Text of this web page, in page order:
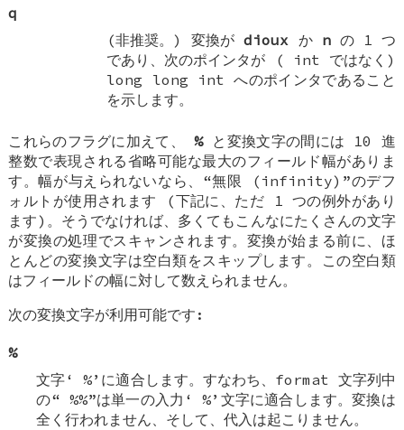
q
(非推奨。) 変換がdioux か nの 1 つ
であり、次のポインタが (
int ではなく)
long long int へのポインタであること
を示します。
これらのフラグに加えて、%と変換文字の間には 10 進
整数で表現される省略可能な最大のフィールド幅がありま
す。幅が与えられないなら、“無限 (infinity)”のデフ
ォルトが使用されます (下記に、ただ 1 つの例外があり
ます)。そうでなければ、多くてもこんなにたくさんの文字
が変換の処理でスキャンされます。変換が始まる前に、ほ
とんどの変換文字は空白類をスキップします。この空白類
はフィールドの幅に対して数えられません。
次の変換文字が利用可能です:
%
文字‘%’に適合します。すなわち、format 文字列中
の“ %%”は単一の入力‘%’文字に適合します。変換は
全く行われません、そして、代入は起こりません。